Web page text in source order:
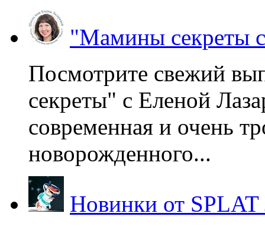
"Мамины секреты
Посмотрите свежий
секреты" с Еленой
современная и очень
новорожденного...
Новинки от